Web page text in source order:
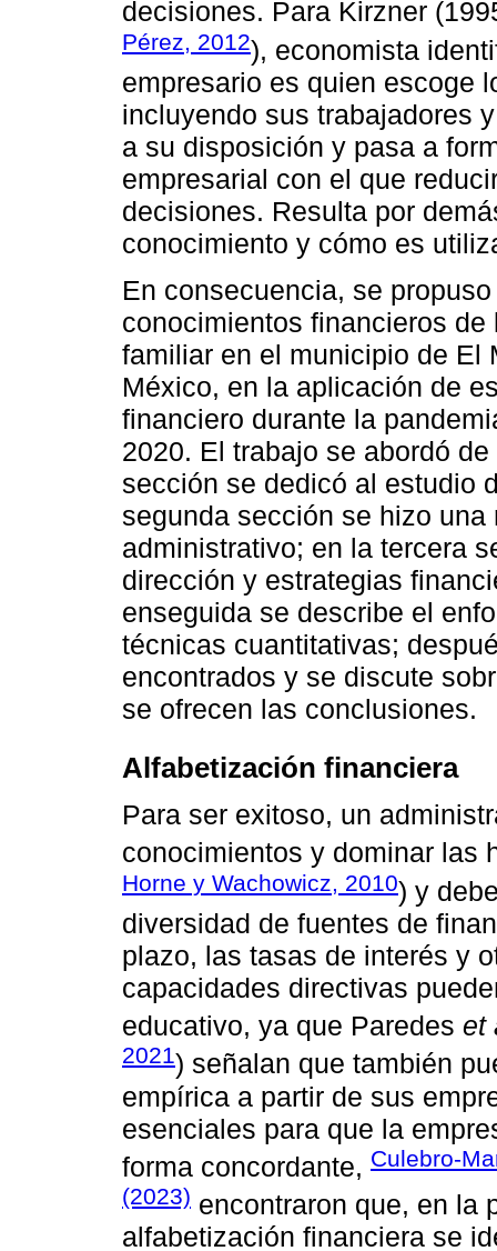
decisiones. Para Kirzner
Pérez, 2012), economista
empresario es quien escoge
incluyendo sus trabajadores
a su disposición y pasa a
empresarial con el que
decisiones. Resulta por
conocimiento y cómo es
En consecuencia, se
conocimientos financieros
familiar en el municipio de El
México, en la aplicación de
financiero durante la
2020. El trabajo se abordó
sección se dedicó al estudio
segunda sección se hizo
administrativo; en la tercera
dirección y estrategias
enseguida se describe el
técnicas cuantitativas;
encontrados y se discute
se ofrecen las conclusiones.
Alfabetización financiera
Para ser exitoso, un
conocimientos y dominar las
Horne y Wachowicz, 2010) y
diversidad de fuentes de
plazo, las tasas de interés y
capacidades directivas
educativo, ya que Paredes et
2021) señalan que también
empírica a partir de sus
esenciales para que la
forma concordante, Culebro-
(2023) encontraron que, en la
alfabetización financiera se